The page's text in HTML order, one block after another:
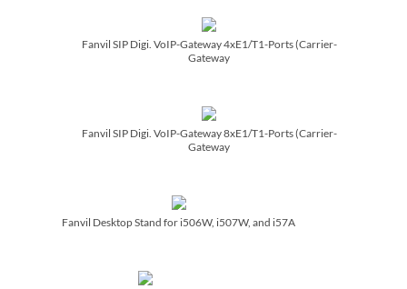
Fanvil SIP Digi. VoIP-Gateway 4xE1/­T1-Ports (Carrier-
Gateway
Fanvil SIP Digi. VoIP-Gateway 8xE1/­T1-Ports (Carrier-
Gateway
Fanvil Desktop Stand for i506W, i507W, and i57A